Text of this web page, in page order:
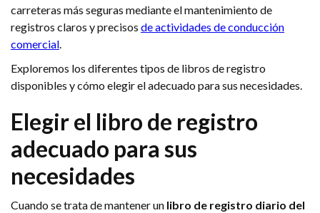
carreteras más seguras mediante el mantenimiento de
registros claros y precisos de actividades de conducción
comercial
Exploremos los diferentes tipos de libros de registro
disponibles y cómo elegir el adecuado para sus necesidades.
Elegir el libro de registro
adecuado para sus
necesidades
Cuando se trata de mantener un libro de registro diario del